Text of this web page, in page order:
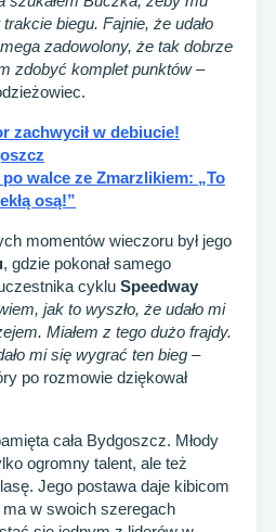
biegu. Fajnie, że udało
zadowolony, że tak dobrze
zdobyć komplet punktów–
zachwycił w debiucie!
walce ze Zmarzlikiem: „To
osą!”
momentów wieczoru był jego
, gdzie pokonał samego
cyklu Speedway
jak to wyszło, że udało mi
Miałem z tego dużo frajdy.
mi się wygrać ten bieg –
po rozmowie dziękował
cała Bydgoszcz. Młody
ogromny talent, ale też
Jego postawa daje kibicom
w swoich szeregach